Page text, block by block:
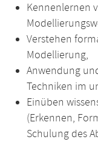
Kennenlernen
Verstehen
Modellierung,
Anwendung
Techniken im
Einüben
(Erkennen,
Schulung des